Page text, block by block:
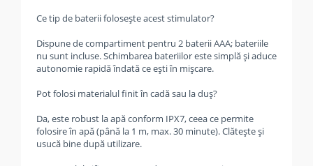
Ce tip de baterii folosește acest stimulator?
Dispune de compartiment pentru 2 baterii AAA; bateriile
nu sunt incluse. Schimbarea bateriilor este simplă și aduce
autonomie rapidă îndată ce ești în mișcare.
Pot folosi materialul finit în cadă sau la duș?
Da, este robust la apă conform IPX7, ceea ce permite
folosire în apă (până la 1 m, max. 30 minute). Clătește și
usucă bine după utilizare.